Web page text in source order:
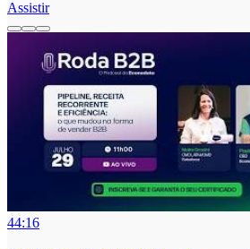
Assistir
44:16